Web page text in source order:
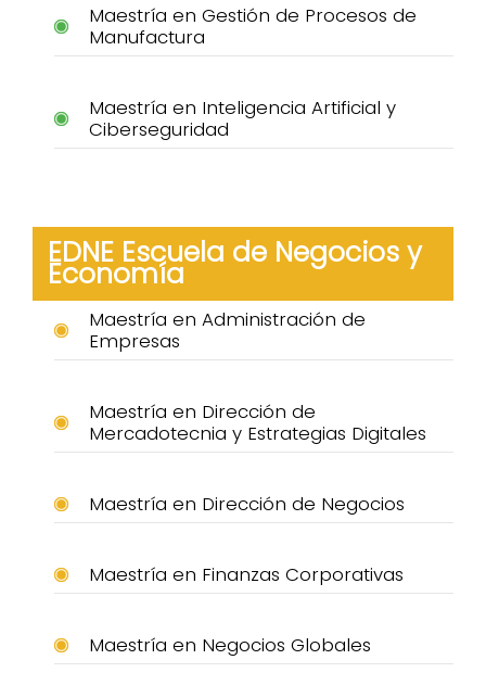
Maestría en Gestión de Procesos de
Manufactura
Maestría en Inteligencia Artificial y
Ciberseguridad
EDNE Escuela de Negocios y
Economía
Maestría en Administración de
Empresas
Maestría en Dirección de
Mercadotecnia y Estrategias Digitales
Maestría en Dirección de Negocios
Maestría en Finanzas Corporativas
Maestría en Negocios Globales